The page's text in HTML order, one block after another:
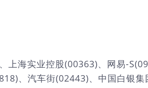
上海实业控股(00363)、网易-
、汽车街(02443)、中国白银